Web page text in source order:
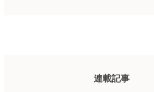
連載記事